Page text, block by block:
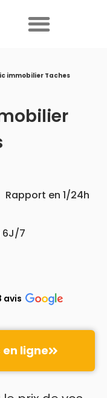
immobilier Taches
Rapport en 1/24h
6J/7
avis
ligne